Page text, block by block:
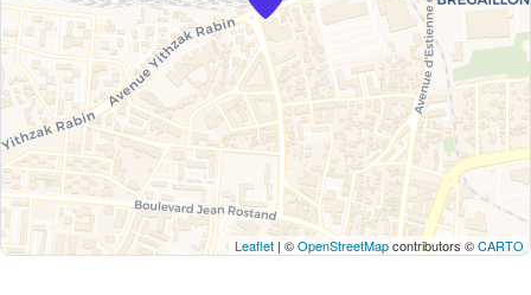
Leaflet | ©OpenStreetMapcontributors ©CARTO